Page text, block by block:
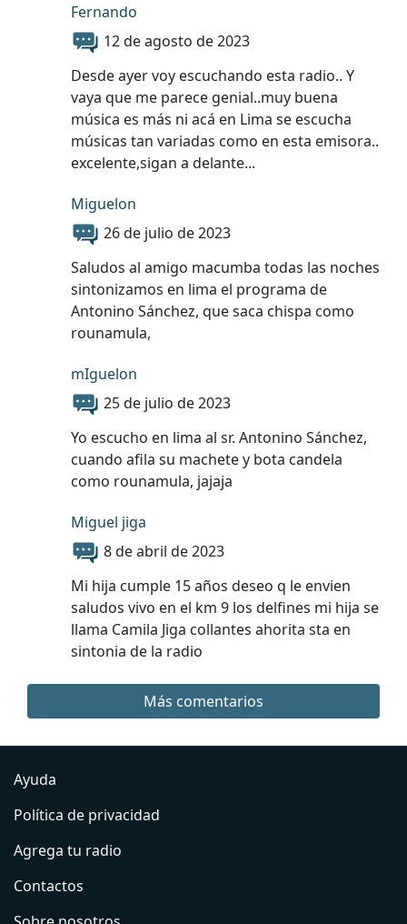
Fernando
12 de agosto de 2023
Desde ayer voy escuchando esta radio.. Y
vaya que me parece genial..muy buena
música es más ni acá en Lima se escucha
músicas tan variadas como en esta emisora..
excelente,sigan a delante...
Miguelon
26 de julio de 2023
Saludos al amigo macumba todas las noches
sintonizamos en lima el programa de
Antonino Sánchez, que saca chispa como
rounamula,
mIguelon
25 de julio de 2023
Yo escucho en lima al sr. Antonino Sánchez,
cuando afila su machete y bota candela
como rounamula, jajaja
Miguel jiga
8 de abril de 2023
Mi hija cumple 15 años deseo q le envien
saludos vivo en el km 9 los delfines mi hija se
llama Camila Jiga collantes ahorita sta en
sintonia de la radio
Más comentarios
Ayuda
Política de privacidad
Agrega tu radio
Contactos